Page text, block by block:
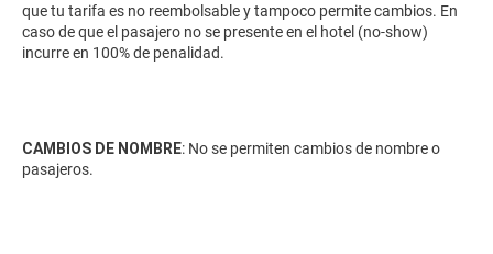
que tu tarifa es no reembolsable y tampoco permite cambios. En
caso de que el pasajero no se presente en el hotel (no-show)
incurre en 100% de penalidad.
CAMBIOS DE NOMBRE: No se permiten cambios de nombre o
pasajeros.